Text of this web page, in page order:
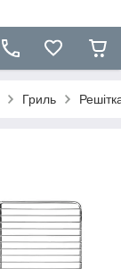
Гриль